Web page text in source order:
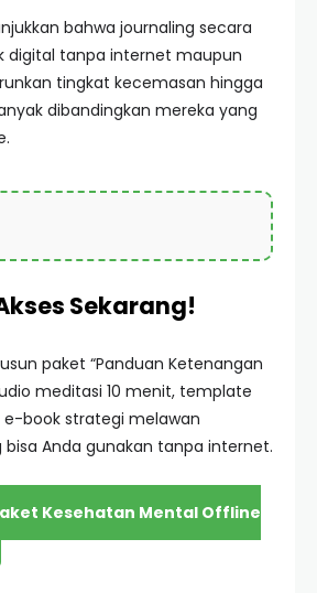
bahwa journaling secara
digital tanpa internet maupun
tingkat kecemasan hingga
dibandingkan mereka yang
Sekarang!
paket “Panduan Ketenangan
meditasi 10 menit, template
e-book strategi melawan
Anda gunakan tanpa internet.
Kesehatan Mental Offline